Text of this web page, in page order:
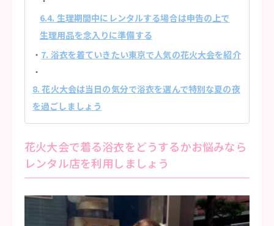
6.4. 生理期間中にレンタルする場合は申告の上で
生理用品を念入りに準備する
7. 浴衣を着ていきたい東京で人気の花火大会を紹介
8. 花火大会は当日の気分で浴衣を選んで特別な夏の夜
を過ごしましょう
花火大会で着る浴衣をどうするかお悩みなら
レンタル店を利用しましょう